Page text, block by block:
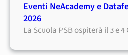
Eventi NeAcademy e
2026
La Scuola PSB ospiterà il 3 e